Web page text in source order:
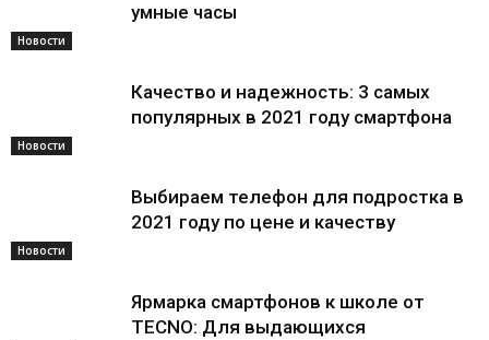
Новости
умные часы
Новости
Качество и надежность: 3 самых
популярных в 2021 году смартфона
Новости
Выбираем телефон для подростка в
2021 году по цене и качеству
Ярмарка смартфонов к школе от
TECNO: Для выдающихся